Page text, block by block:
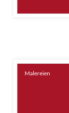
Malereien